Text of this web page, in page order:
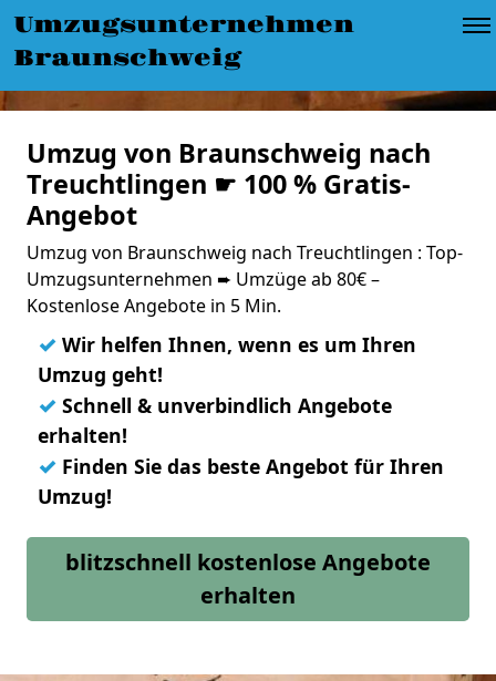
Umzugsunternehmen
Braunschweig
Umzug von Braunschweig nach
Treuchtlingen ☛ 100 % Gratis-
Angebot
Umzug von Braunschweig nach Treuchtlingen : Top-
Umzugsunternehmen ➨ Umzüge ab 80€ –
Kostenlose Angebote in 5 Min.
✓ Wir helfen Ihnen, wenn es um Ihren
Umzug geht!
✓ Schnell & unverbindlich Angebote
erhalten!
✓ Finden Sie das beste Angebot für Ihren
Umzug!
blitzschnell kostenlose Angebote
erhalten